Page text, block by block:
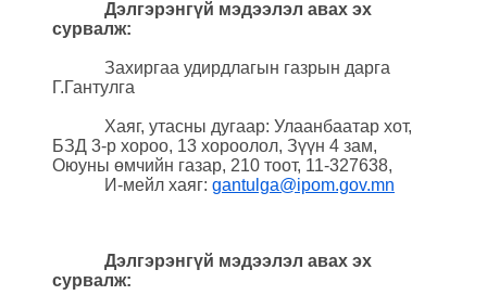
Дэлгэрэнгүй мэдээлэл авах эх
сурвалж:
Захиргаа удирдлагын газрын дарга
Г.Гантулга
Хаяг, утасны дугаар: Улаанбаатар хот,
БЗД 3-р хороо, 13 хороолол, Зүүн 4 зам,
Оюуны өмчийн газар, 210 тоот, 11-327638,
И-мейл хаяг: gantulga@ipom.gov.mn
Дэлгэрэнгүй мэдээлэл авах эх
сурвалж: